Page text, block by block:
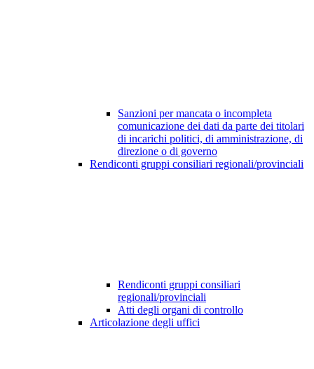
Sanzioni per mancata o incompleta
comunicazione dei dati da parte dei titolari
di incarichi politici, di amministrazione, di
direzione o di governo
Rendiconti gruppi consiliari regionali/provinciali
Rendiconti gruppi consiliari
regionali/provinciali
Atti degli organi di controllo
Articolazione degli uffici